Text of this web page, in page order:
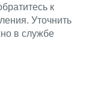
к
Уточнить
в службе